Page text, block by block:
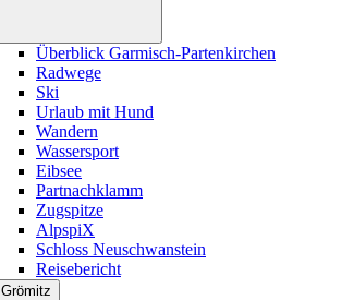
Überblick Garmisch-Partenkirchen
Radwege
Ski
Urlaub mit Hund
Wandern
Wassersport
Eibsee
Partnachklamm
Zugspitze
AlpspiX
Schloss Neuschwanstein
Reisebericht
Grömitz